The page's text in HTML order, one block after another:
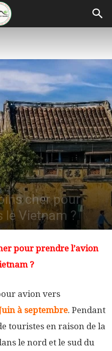
cher pour
le Vietnam ?
pour prendre l’avion
?
avion vers
à septembre. Pendant
touristes en raison de la
le nord et le sud du